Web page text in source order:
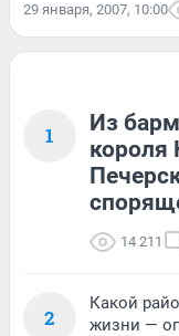
29 января, 2007, 10:00
1
Из
короля
14 211
2
Какой
жизни —